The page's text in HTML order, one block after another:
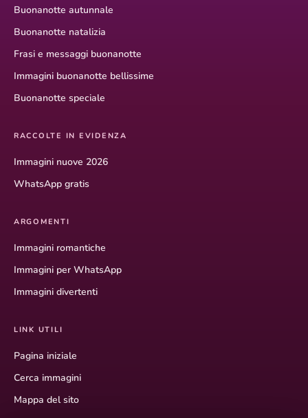
Buonanotte autunnale
Buonanotte natalizia
Frasi e messaggi buonanotte
Immagini buonanotte bellissime
Buonanotte speciale
RACCOLTE IN EVIDENZA
Immagini nuove 2026
WhatsApp gratis
ARGOMENTI
Immagini romantiche
Immagini per WhatsApp
Immagini divertenti
LINK UTILI
Pagina iniziale
Cerca immagini
Mappa del sito